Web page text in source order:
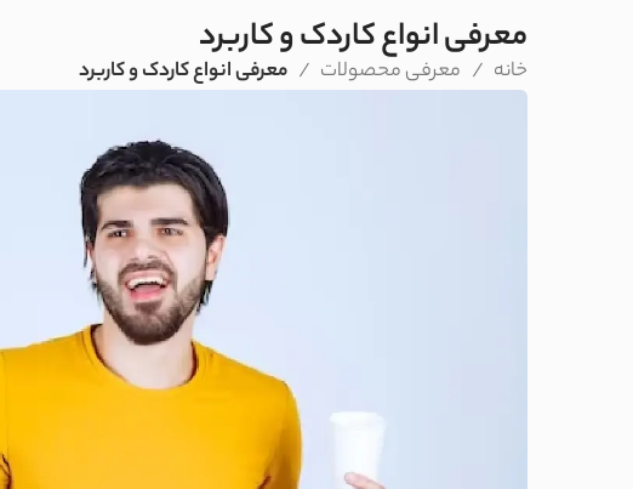
معرفی انواع کاردک و کاربرد
خانه معرفی محصولات معرفی انواع کاردک و کاربرد